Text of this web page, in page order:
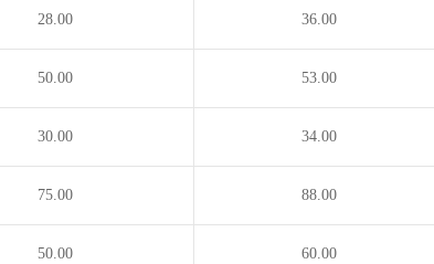
28.00 36.00
50.00 53.00
30.00 34.00
75.00 88.00
50.00 60.00